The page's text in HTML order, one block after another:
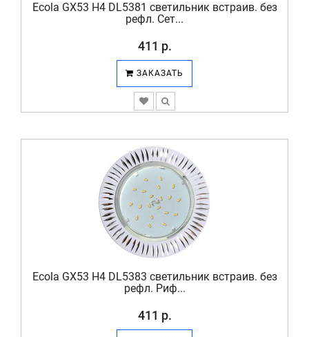
Ecola GX53 H4 DL5381 светильник встраив. без
рефл. Сет...
411 р.
ЗАКАЗАТЬ
Ecola GX53 H4 DL5383 светильник встраив. без
рефл. Риф...
411 р.